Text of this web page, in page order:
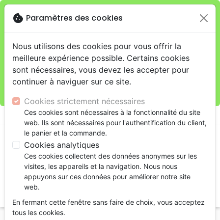
Je veux retirer ma commande au 11 rue de Rive,
Genèveclose
warningCette boutique en ligne est limitée au retrait en
magasin.
Pour les livraisons à domicile, veuillez passer vos
commandes sur la boutique La Maison de la Bible
shopping_cart
cookie Paramètres des cookies
Nous utilisons des cookies pour vous offrir la
meilleure expérience possible. Certains cookies
sont nécessaires, vous devez les accepter pour
continuer à naviguer sur ce site.
Cookies strictement nécessaires
Ces cookies sont nécessaires à la fonctionnalité du site
web. Ils sont nécessaires pour l'authentification du client,
le panier et la commande.
Cookies analytiques
Ces cookies collectent des données anonymes sur les
visites, les appareils et la navigation. Nous nous
appuyons sur ces données pour améliorer notre site
web.
En fermant cette fenêtre sans faire de choix, vous acceptez
tous les cookies.